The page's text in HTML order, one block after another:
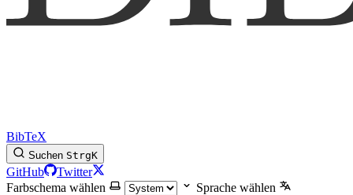
BibTeX
Suchen StrgK
GitHub
Twitter
Farbschema wählen
Sprache wählen